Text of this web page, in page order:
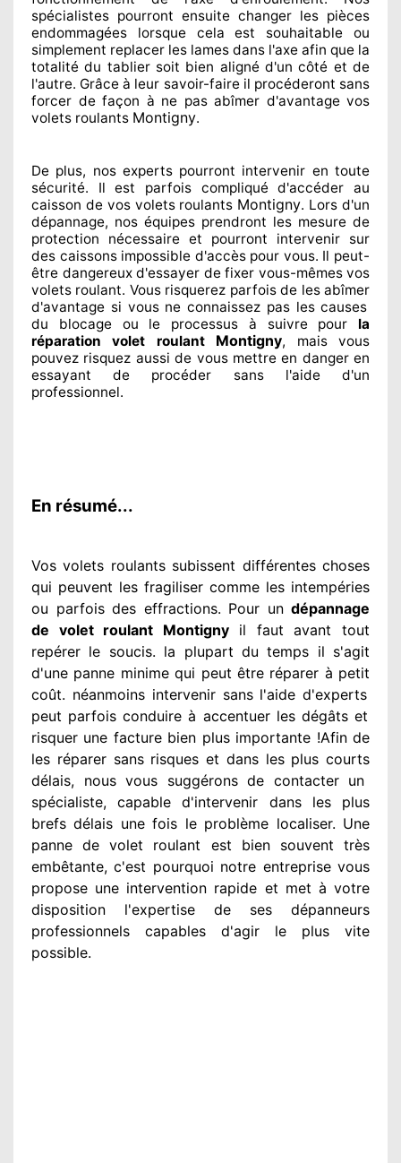
spécialistes pourront ensuite changer les pièces
endommagées lorsque cela est souhaitable ou
simplement replacer les lames dans l'axe afin que la
totalité du tablier soit bien aligné d'un côté et de
l'autre. Grâce à leur savoir-faireil procéderont sans
forcer de façon à ne pas abîmer d'avantage vos
volets roulants Montigny.
De plus, nos expertspourront intervenir en toute
sécurité. Il est parfois compliquéd'accéder au
caisson de vos volets roulants Montigny. Lors d'un
dépannage, nos équipes prendront les mesure de
protection nécessaire et pourront intervenir sur
des caissons impossible d'accès pour vous. Il peut-
être dangereuxd'essayer de fixer vous-mêmes vos
volets roulant. Vous risquerez parfois de les abîmer
d'avantage si vous ne connaissez pas les causes
du blocage ou le processus à suivre pour la
réparation volet roulant Montigny, mais vous
pouvez risquez aussi de vous mettre en danger en
essayant de procéder sans l'aide d'un
professionnel.
En résumé...
Vos volets roulants subissent différenteschoses
qui peuvent les fragiliser comme les intempéries
ou parfois des effractions. Pour un dépannage
de volet roulant Montignyil faut avant tout
repérer le soucis. la plupart du temps il s'agit
d'une panne minime qui peut être réparer à petit
coût. néanmoinsintervenirsans l'aide d'experts
peut parfois conduire à accentuerles dégâtset
risquer une facture bien plus importante !Afin de
les réparersans risques et dans les plus courts
délais, nous vous suggéronsde contacterun
spécialiste, capable d'intervenir dans les plus
brefs délais une fois le problème localiser. Une
panne de volet roulant est bien souvent très
embêtante, c'est pourquoi notre entreprisevous
propose une intervention rapide et met à votre
disposition l'expertise de ses dépanneurs
professionnels capables d'agir le plus vite
possible.